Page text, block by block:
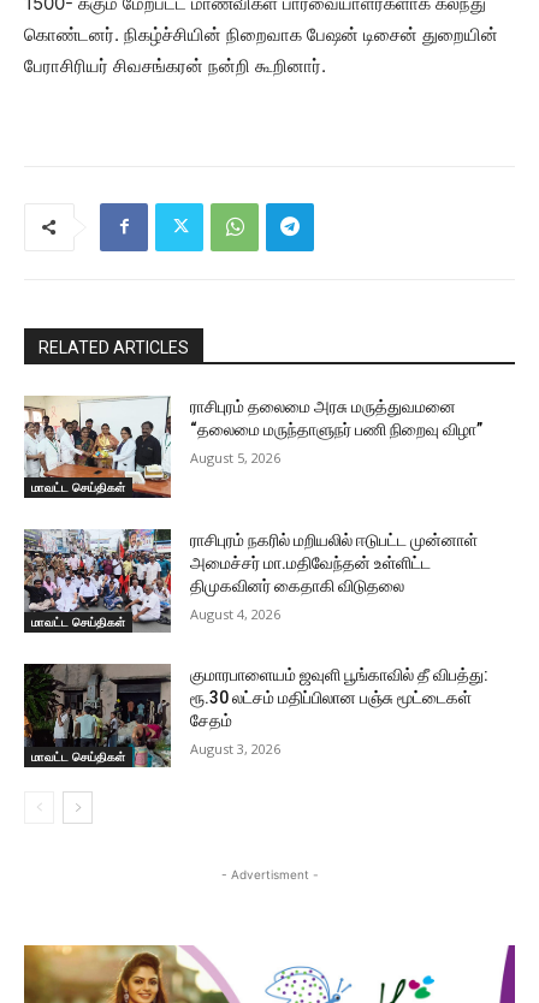
கொண்டனர். நிகழ்ச்சியின் நிறைவாக பேஷன் டிசைன் துறையின்
பேராசிரியர் சிவசங்கரன் நன்றி கூறினார்.
RELATED ARTICLES
மாவட்ட செய்திகள்
ராசிபுரம் தலைமை அரசு மருத்துவமனை
“தலைமை மருந்தாளுநர் பணி நிறைவு விழா”
August 5, 2026
மாவட்ட செய்திகள்
ராசிபுரம் நகரில் மறியலில் ஈடுபட்ட முன்னாள்
அமைச்சர் மா.மதிவேந்தன் உள்ளிட்ட
திமுகவினர் கைதாகி விடுதலை
August 4, 2026
மாவட்ட செய்திகள்
குமாரபாளையம் ஜவுளி பூங்காவில் தீ விபத்து:
ரூ.30 லட்சம் மதிப்பிலான பஞ்சு மூட்டைகள்
சேதம்
August 3, 2026
- Advertisment -